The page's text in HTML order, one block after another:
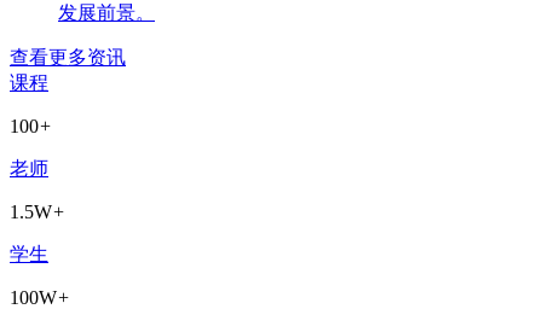
发展前景。
查看更多资讯
课程
100+
老师
1.5W+
学生
100W+